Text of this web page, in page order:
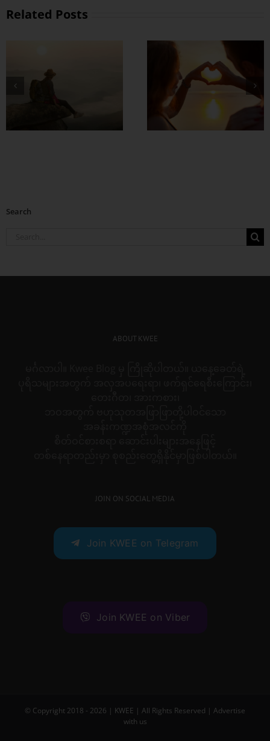
Related Posts
အချစ်တွေ ပိုတိုးလာ
Search
ABOUT KWEE
JOIN ON SOCIAL MEDIA
Join KWEE on Telegram
Join KWEE on Viber
© Copyright 2018 - 2026 | KWEE | All Rights Reserved | Advertise
with us